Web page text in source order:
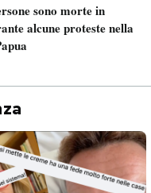
sono morte in
alcune proteste nella